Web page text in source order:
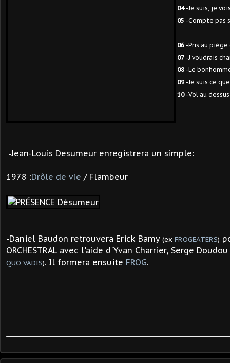
04-Je suis, je
05 -Compte pas
06 -Pris au piège
07 -J'voudrais
08 -Le
09 -Je suis ce
10-Vol au
-Jean-Louis Desumeur enregistrera un simple:
1978 :Drôle de vie / Flambeur
-Daniel Baudon retrouvera Erick Bamy (ex FROGEATERS)
ORCHESTRAL avec l'aide d'Yvan Charrier, Serge
QUO VADIS). Il formera ensuite FROG.